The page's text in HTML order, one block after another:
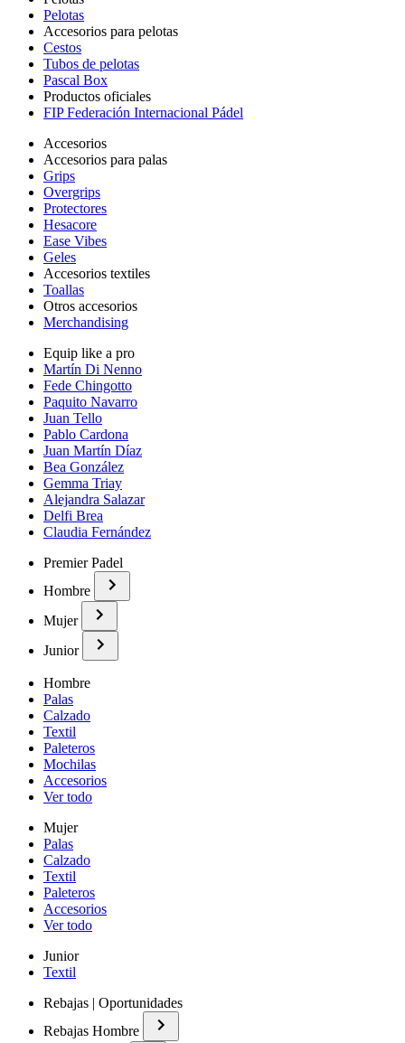
Pelotas
Accesorios para pelotas
Cestos
Tubos de pelotas
Pascal Box
Productos oficiales
FIP Federación Internacional Pádel
Accesorios
Accesorios para palas
Grips
Overgrips
Protectores
Hesacore
Ease Vibes
Geles
Accesorios textiles
Toallas
Otros accesorios
Merchandising
Equip like a pro
Martín Di Nenno
Fede Chingotto
Paquito Navarro
Juan Tello
Pablo Cardona
Juan Martín Díaz
Bea González
Gemma Triay
Alejandra Salazar
Delfi Brea
Claudia Fernández
Premier Padel
Hombre
Mujer
Junior
Hombre
Palas
Calzado
Textil
Paleteros
Mochilas
Accesorios
Ver todo
Mujer
Palas
Calzado
Textil
Paleteros
Accesorios
Ver todo
Junior
Textil
Rebajas | Oportunidades
Rebajas Hombre